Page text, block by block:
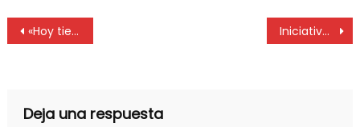
«Hoy tiene que existir un mayor contacto entre el médico y el paciente” Iniciativa para apoyar proyecto educativo en el monte chaqueño
Deja una respuesta